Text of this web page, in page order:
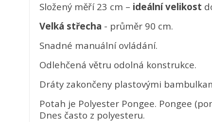
Složený měří 23 cm – ideální velikost
Velká střecha - průměr 90 cm.
Snadné manuální ovládání.
Odlehčená větru odolná konstrukce.
Dráty zakončeny plastovými
Potah je Polyester Pongee. Pongee
Dnes často z polyesteru.